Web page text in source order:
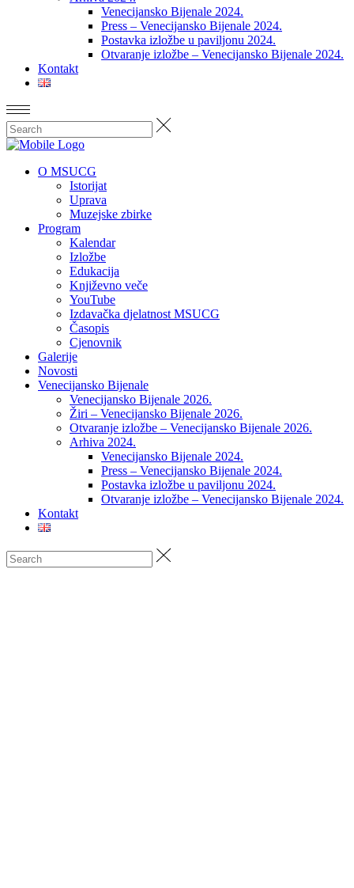
Venecijansko Bijenale 2024.
Press – Venecijansko Bijenale 2024.
Postavka izložbe u paviljonu 2024.
Otvaranje izložbe – Venecijansko Bijenale 2024.
Kontakt
O MSUCG
Istorijat
Uprava
Muzejske zbirke
Program
Kalendar
Izložbe
Edukacija
Književno veče
YouTube
Izdavačka djelatnost MSUCG
Časopis
Cjenovnik
Galerije
Novosti
Venecijansko Bijenale
Venecijansko Bijenale 2026.
Žiri – Venecijansko Bijenale 2026.
Otvaranje izložbe – Venecijansko Bijenale 2026.
Arhiva 2024.
Venecijansko Bijenale 2024.
Press – Venecijansko Bijenale 2024.
Postavka izložbe u paviljonu 2024.
Otvaranje izložbe – Venecijansko Bijenale 2024.
Kontakt